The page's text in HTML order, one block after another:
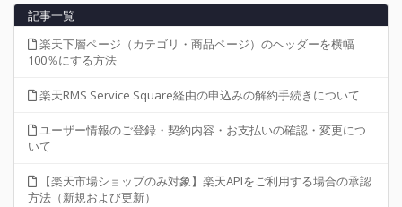
記事一覧
楽天下層ページ（カテゴリ・商品ページ）のヘッダーを横幅
100％にする方法
楽天RMS Service Square経由の申込みの解約手続きについて
ユーザー情報のご登録・契約内容・お支払いの確認・変更につ
いて
【楽天市場ショップのみ対象】楽天APIをご利用する場合の承認
方法（新規および更新）